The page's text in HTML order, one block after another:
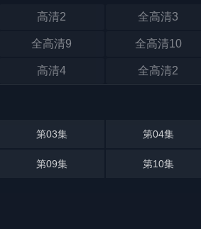
高清2 全高清3
全高清9 全高清10
高清4 全高清2
第03集 第04集
第09集 第10集